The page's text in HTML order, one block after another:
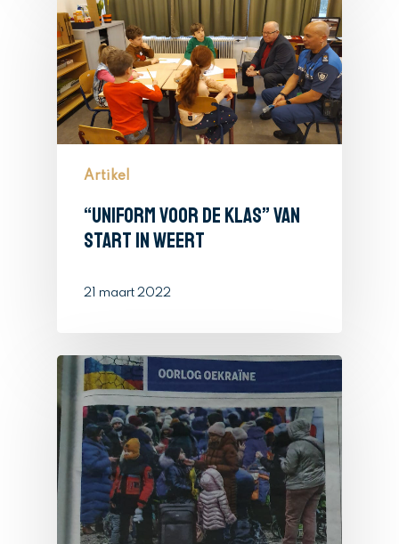
Artikel
“Uniform voor de klas” van
start in Weert
21 maart 2022